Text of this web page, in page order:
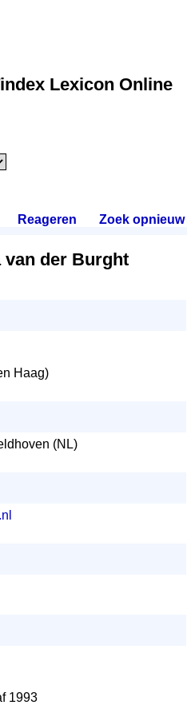
Lexicon Online
Reageren Zoek opnieuw.
van der Burght
Haag)
(NL)
1993